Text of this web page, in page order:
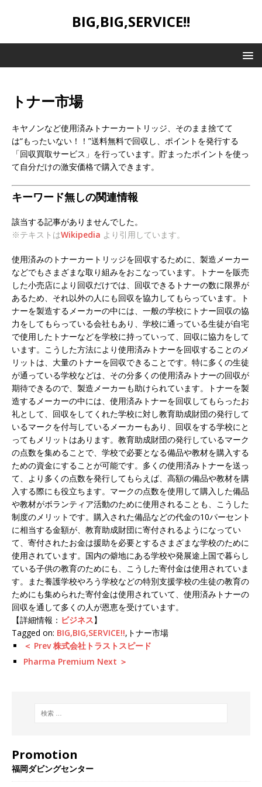
BIG,BIG,SERVICE!!
トナー市場
キヤノンなど使用済みトナーカートリッジ、そのまま捨てて
は“もったいない！！”送料無料で回収し、ポイントを発行する
「回収買取サービス」を行っています。貯まったポイントを使っ
て自分だけの激安価格で購入できます。
キーワード無しの関連情報
該当する記事がありませんでした。
※テキストはWikipedia より引用しています。
使用済みのトナーカートリッジを回収するために、製造メーカー
などでもさまざまな取り組みをおこなっています。トナーを販売
した小売店により回収だけでは、回収できるトナーの数に限界が
あるため、それ以外の人にも回収を協力してもらっています。ト
ナーを製造するメーカーの中には、一般の学校にトナー回収の協
力をしてもらっている会社もあり、学校に通っている生徒が自宅
で使用したトナーなどを学校に持っていって、回収に協力をして
います。こうした方法により使用済みトナーを回収することのメ
リットは、大量のトナーを回収できることです。特に多くの生徒
が通っている学校などは、その分多くの使用済みトナーの回収が
期待できるので、製造メーカーも助けられています。トナーを製
造するメーカーの中には、使用済みトナーを回収してもらったお
礼として、回収をしてくれた学校に対し教育助成財団の発行して
いるマークを付与しているメーカーもあり、回収をする学校にと
ってもメリットはあります。教育助成財団の発行しているマーク
の点数を集めることで、学校で必要となる備品や教材を購入する
ための資金にすることが可能です。多くの使用済みトナーを送っ
て、より多くの点数を発行してもらえば、高額の備品や教材を購
入する際にも役立ちます。マークの点数を使用して購入した備品
や教材がボランティア活動のために使用されることも、こうした
制度のメリットです。購入された備品などの代金の10パーセント
に相当する金額が、教育助成財団に寄付されるようになってい
て、寄付されたお金は援助を必要とするさまざまな学校のために
使用されています。国内の僻地にある学校や発展途上国で暮らし
ている子供の教育のためにも、こうした寄付金は使用されていま
す。また養護学校やろう学校などの特別支援学校の生徒の教育の
ためにも集められた寄付金は使用されていて、使用済みトナーの
回収を通して多くの人が恩恵を受けています。
【詳細情報： ビジネス】
Tagged on: BIG,BIG,SERVICE!!,トナー市場
＜ Prev 株式会社トラストスピード
Pharma Premium Next ＞
Promotion
福岡ダビングセンター